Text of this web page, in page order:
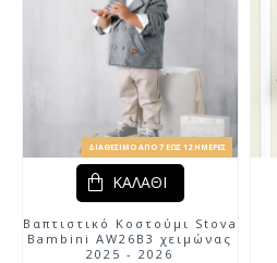
ΔΙΑΘΈΣΙΜΟ ΑΠΌ 7 ΈΩΣ 12 ΗΜΈΡΕΣ
Βαπτιστικό Κοστούμι Stova
Bambini AW26Β3 χειμώνας
2025 - 2026
ΚΑΛΆΘΙ